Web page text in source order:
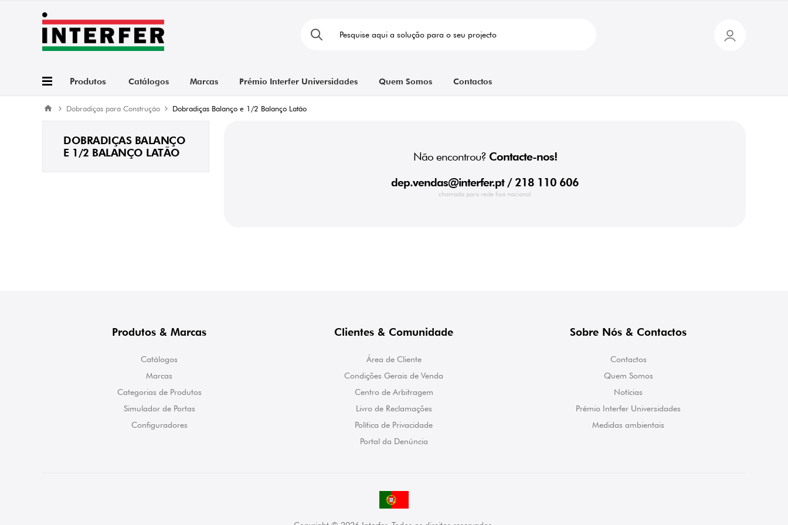
Produtos Catálogos Marcas Prémio Interfer Universidades Quem Somos Contactos
Dobradiças para Construção Dobradiças Balanço e 1/2 Balanço Latão
Não encontrou? Contacte-nos!
dep.vendas@interfer.pt/ 218 110 606
chamada para rede fixa nacional
DOBRADIÇAS BALANÇO
E 1/2 BALANÇO LATÃO
Produtos & Marcas
Catálogos
Marcas
Categorias de Produtos
Simulador de Portas
Configuradores
Clientes & Comunidade
Área de Cliente
Condições Gerais de Venda
Centro de Arbitragem
Livro de Reclamações
Política de Privacidade
Portal da Denúncia
Sobre Nós & Contactos
Contactos
Quem Somos
Notícias
Prémio Interfer Universidades
Medidas ambientais